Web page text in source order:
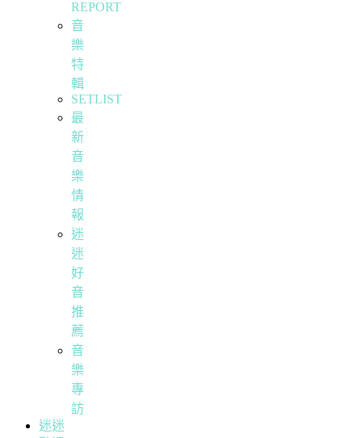
REPORT
音
樂
特
輯
SETLIST
最
新
音
樂
情
報
迷
迷
好
音
推
薦
音
樂
專
訪
迷迷